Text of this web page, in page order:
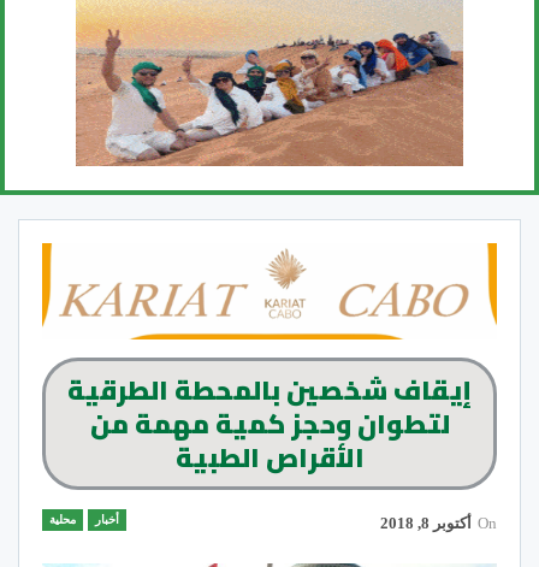
إيقاف شخصين بالمحطة الطرقية
لتطوان وحجز كمية مهمة من
الأقراص الطبية
أخبار محلية On أكتوبر 8, 2018